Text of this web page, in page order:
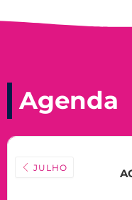
Agenda
JULHO